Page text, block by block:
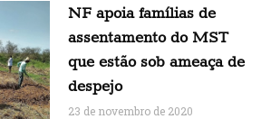
NF apoia famílias de
assentamento do MST
que estão sob ameaça de
despejo
23 de novembro de 2020